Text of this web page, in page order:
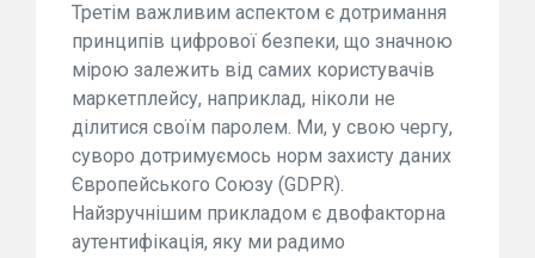
Третім важливим аспектом є дотримання
принципів цифрової безпеки, що значною
мірою залежить від самих користувачів
маркетплейсу, наприклад, ніколи не
ділитися своїм паролем. Ми, у свою чергу,
суворо дотримуємось норм захисту даних
Європейського Союзу (GDPR).
Найзручнішим прикладом є двофакторна
аутентифікація, яку ми радимо